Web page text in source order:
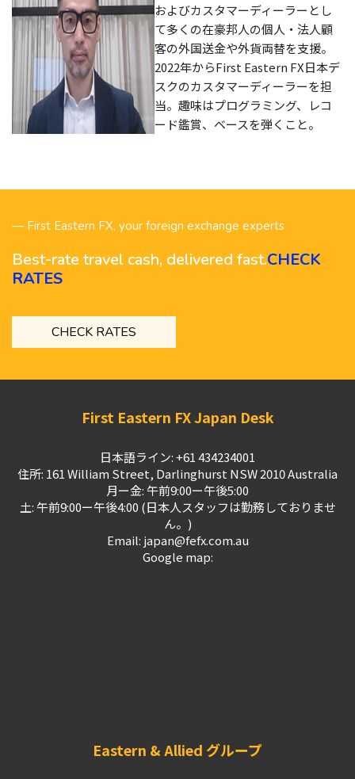
およびカスタマーディーラーとし
て多くの在豪邦人の個人・法人顧
客の外国送金や外貨両替を支援。
2022年からFirst Eastern FX日本デ
スクのカスタマーディーラーを担
当。趣味はプログラミング、レコ
ード鑑賞、ベースを弾くこと。
— First Eastern FX, your foreign exchange experts
Best-rate travel cash, delivered fast.CHECK
RATES
CHECK RATES
First Eastern FX Japan Desk
日本語ライン: +61 434234001
住所: 161 William Street, Darlinghurst NSW 2010 Australia
月ー金: 午前9:00ー午後5:00
土: 午前9:00ー午後4:00 (日本人スタッフは勤務しておりませ
ん。)
Email: japan@fefx.com.au
Google map:
Eastern & Allied グループ